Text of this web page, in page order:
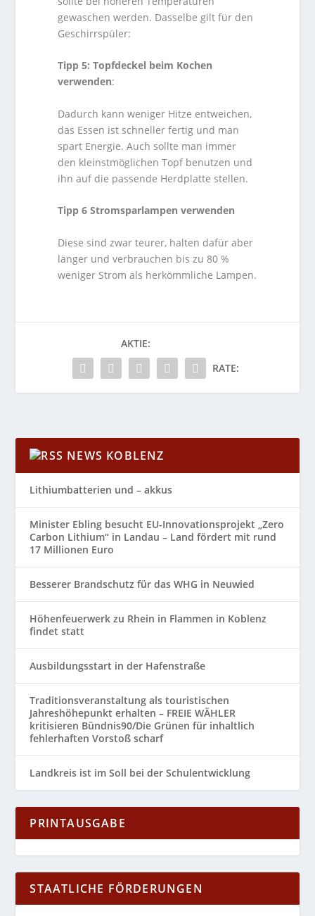
gewaschen werden. Dasselbe gilt für den
Geschirrspüler:
Tipp 5: Topfdeckel beim Kochen
verwenden:
Dadurch kann weniger Hitze entweichen,
das Essen ist schneller fertig und man
spart Energie. Auch sollte man immer
den kleinstmöglichen Topf benutzen und
ihn auf die passende Herdplatte stellen.
Tipp 6 Stromsparlampen verwenden
Diese sind zwar teurer, halten dafür aber
länger und verbrauchen bis zu 80 %
weniger Strom als herkömmliche Lampen.
AKTIE:
RATE:
NEWS KOBLENZ
Lithiumbatterien und – akkus
Minister Ebling besucht EU-Innovationsprojekt „Zero
Carbon Lithium“ in Landau – Land fördert mit rund
17 Millionen Euro
Besserer Brandschutz für das WHG in Neuwied
Höhenfeuerwerk zu Rhein in Flammen in Koblenz
findet statt
Ausbildungsstart in der Hafenstraße
Traditionsveranstaltung als touristischen
Jahreshöhepunkt erhalten – FREIE WÄHLER
kritisieren Bündnis90/Die Grünen für inhaltlich
fehlerhaften Vorstoß scharf
Landkreis ist im Soll bei der Schulentwicklung
PRINTAUSGABE
STAATLICHE FÖRDERUNGEN